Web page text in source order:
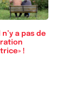
n’y a pas de
!